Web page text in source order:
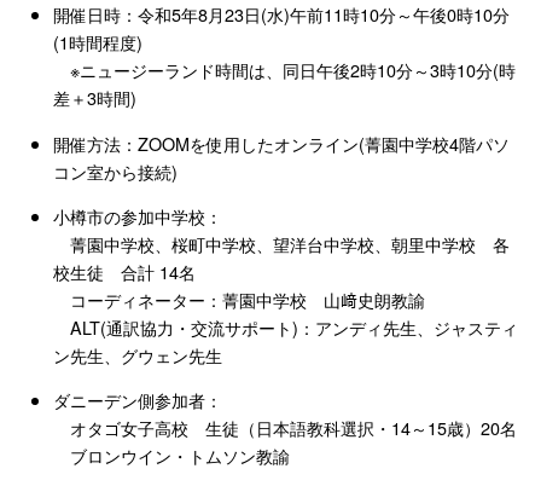
開催日時：令和5年8月23日(水)午前11時10分～午後0時10分
(1時間程度)
※ニュージーランド時間は、同日午後2時10分～3時10分(時
差＋3時間)
開催方法：ZOOMを使用したオンライン(菁園中学校4階パソ
コン室から接続)
小樽市の参加中学校：
菁園中学校、桜町中学校、望洋台中学校、朝里中学校 各
校生徒 合計 14名
コーディネーター：菁園中学校 山﨑史朗教諭
ALT(通訳協力・交流サポート)：アンディ先生、ジャスティ
ン先生、グウェン先生
ダニーデン側参加者：
オタゴ女子高校 生徒（日本語教科選択・14～15歳）20名
ブロンウイン・トムソン教諭